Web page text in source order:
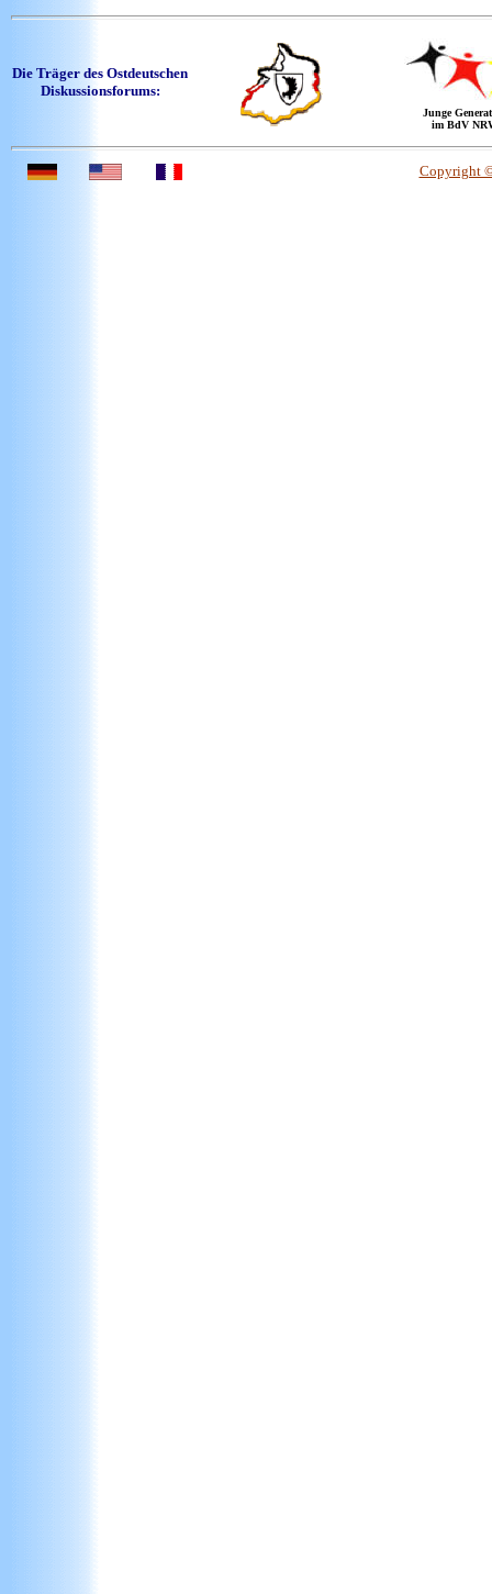
Die Träger des Ostdeutschen
Diskussionsforums:
Junge
im BdV
Copyright